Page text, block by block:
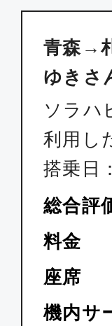
青森→
ゆきさ
ソラハ
利用し
搭乗日
総合評
料金
座席
機内サ